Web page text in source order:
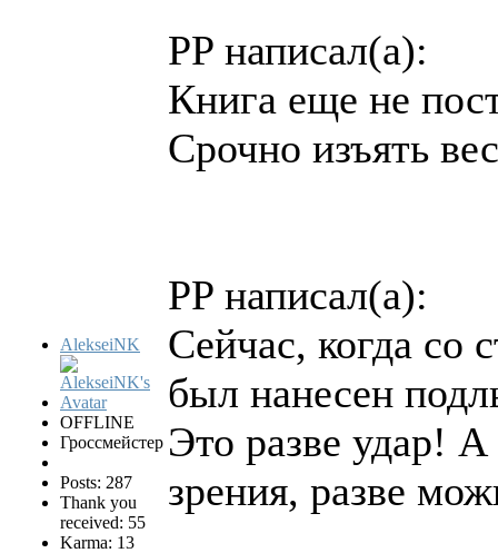
AlekseiNK
OFFLINE
Гроссмейстер
Posts: 287
Thank you
received: 55
Karma: 13
PP написал(а):
Книга еще не
Срочно изъять
PP написал(а):
Сейчас, когда со
был нанесен
Это разве удар!
зрения, разве